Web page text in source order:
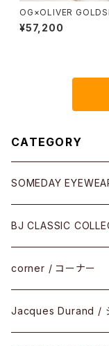
OG×OLIVER
オージーバイオリバー
スミス OLIVER Ⅰ -
¥57,200
CATEGORY
SOMEDAY
メガネ
サングラス
アパレル
BJ CLASSIC
CELLULOID（
SHINBARI（
corner / コーナー
リサーチシリーズ
Jacques Durand / ジ